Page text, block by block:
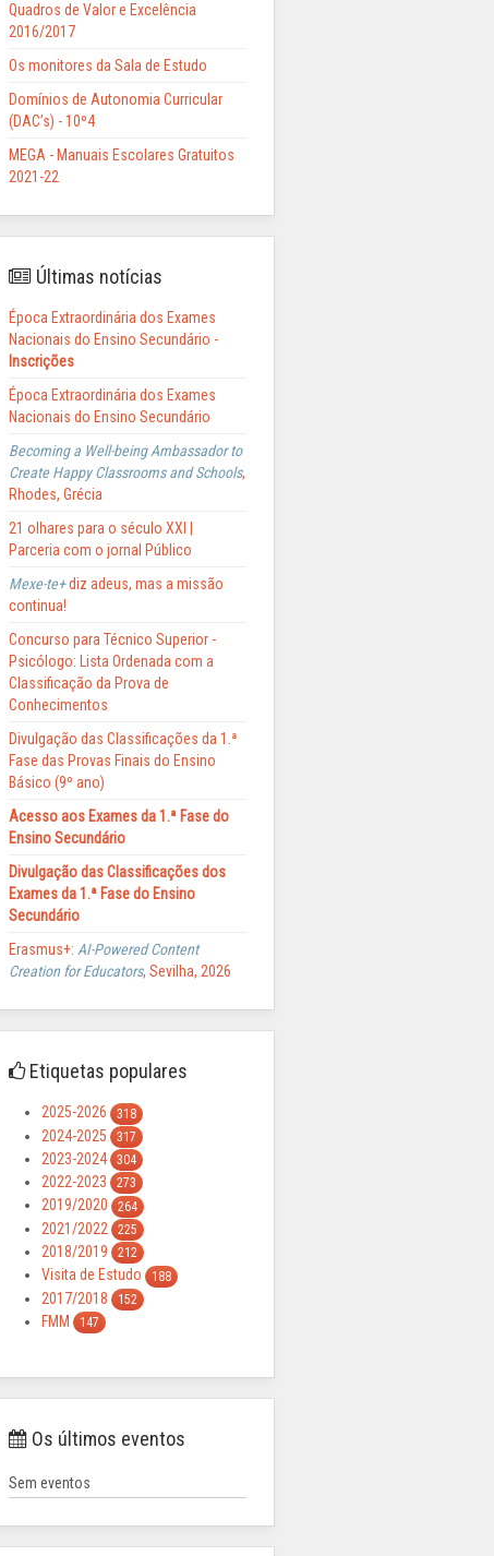
Quadros de Valor e Excelência
2016/2017
Os monitores da Sala de Estudo
Domínios de Autonomia Curricular
(DAC’s) - 10º4
MEGA - Manuais Escolares Gratuitos
2021-22
Últimas notícias
Época Extraordinária dos Exames
Nacionais do Ensino Secundário -
Inscrições
Época Extraordinária dos Exames
Nacionais do Ensino Secundário
Becoming a Well-being Ambassador to
Create Happy Classrooms and Schools,
Rhodes, Grécia
21 olhares para o século XXI |
Parceria com o jornal Público
Mexe-te+diz adeus, mas a missão
continua!
Concurso para Técnico Superior -
Psicólogo: Lista Ordenada com a
Classificação da Prova de
Conhecimentos
Divulgação das Classificações da 1.ª
Fase das Provas Finais do Ensino
Básico (9º ano)
Acesso aos Exames da 1.ª Fase do
Ensino Secundário
Divulgação das Classificações dos
Exames da 1.ª Fase do Ensino
Secundário
Erasmus+: AI-Powered Content
Creation for Educators, Sevilha, 2026
Etiquetas populares
2025-2026 318
2024-2025 317
2023-2024 304
2022-2023 273
2019/2020 264
2021/2022 225
2018/2019 212
Visita de Estudo 188
2017/2018 152
FMM 147
Os últimos eventos
Sem eventos